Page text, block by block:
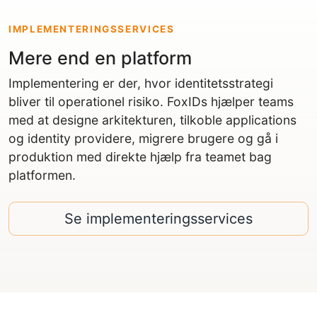
IMPLEMENTERINGSSERVICES
Mere end en platform
Implementering er der, hvor identitetsstrategi
bliver til operationel risiko. FoxIDs hjælper teams
med at designe arkitekturen, tilkoble applications
og identity providere, migrere brugere og gå i
produktion med direkte hjælp fra teamet bag
platformen.
Se implementeringsservices